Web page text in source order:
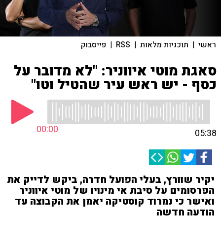
ראשי | תוכניות מלאות |
RSS
| פייסבוק
סאגת מוטי איווניר: "לא מדובר על
כסף - יש ראש עיר שהטיל וטו"
00:00 05:38
יקיר שוורץ, בעלי הפועל חדרה, ביקש לדייק את
הפרסומים על סיבת אי מינויו של מוטי איווניר
ואישר כי נמרוד קוסטיקה יאמן את הקבוצה עד
הודעה חדשה